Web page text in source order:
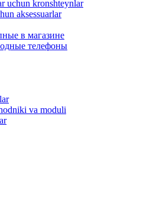
uchun kronshteynlar
aksessuarlar
в магазине
телефоны
va moduli